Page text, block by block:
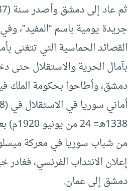
جريدة يومية باسم “المفيد”،
القصائد الحماسية التي تتغنى
بآمال الحرية والاستقلال حتى
دمشق، وأطاحوا بحكومة الملك
أماني سوريا في الاستقلال في (8 من
من شباب سوريا في معركة
إعلان الانتداب الفرنسي، فغادر
دمشق إلى عمان.